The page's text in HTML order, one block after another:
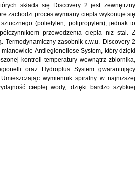
składa się Discovery 2 jest zewnętrzny
zachodzi proces wymiany ciepła wykonuje się
(polietylen, polipropylen), jednak to
przewodzenia ciepła niż stal. Z
Termodynamiczny zasobnik c.w.u. Discovery 2
Antilegionellose System, który dzięki
kontroli temperatury wewnątrz zbiornika,
oraz Hydroplus System gwarantujący
wymiennik spiralny w najniższej
ciepłej wody, dzięki bardzo szybkiej